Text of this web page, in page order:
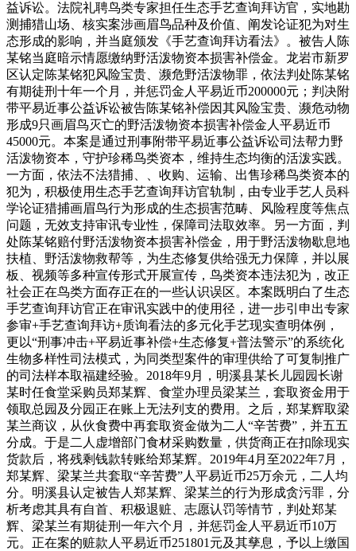
益诉讼。法院礼聘鸟类专家担任生态手艺查询拜访官，实地勘
测捕猎山场、核实案涉画眉鸟品种及价值、阐发论证犯为对生
态形成的影响，并当庭颁发《手艺查询拜访看法》。被告人陈
某铭当庭暗示情愿缴纳野活泼物资本损害补偿金。龙岩市新罗
区认定陈某铭犯风险宝贵、濒危野活泼物罪，依法判处陈某铭
有期徒刑十年一个月，并惩罚金人平易近币200000元；判决附
带平易近事公益诉讼被告陈某铭补偿因其风险宝贵、濒危动物
形成9只画眉鸟灭亡的野活泼物资本损害补偿金人平易近币
45000元。本案是通过刑事附带平易近事公益诉讼司法帮力野
活泼物资本，守护珍稀鸟类资本，维持生态均衡的活泼实践。
一方面，依法不法猎捕、、收购、运输、出售珍稀鸟类资本的
犯为，积极使用生态手艺查询拜访官轨制，由专业手艺人员科
学论证猎捕画眉鸟行为形成的生态损害范畴、风险程度等焦点
问题，无效支持审讯专业性，保障司法取效率。另一方面，判
处陈某铭赔付野活泼物资本损害补偿金，用于野活泼物歇息地
扶植、野活泼物救帮等，为生态修复供给强无力保障，并以展
板、视频等多种宣传形式开展宣传，鸟类资本违法犯为，改正
社会正在鸟类方面存正在的一些认识误区。本案既明白了生态
手艺查询拜访官正在审讯实践中的使用径，进一步引申出专家
参审+手艺查询拜访+质询看法的多元化手艺现实查明体例，
更以“刑事冲击+平易近事补偿+生态修复+普法警示”的系统化
生物多样性司法模式，为同类型案件的审理供给了可复制推广
的司法样本取福建经验。2018年9月，明溪县某长儿园园长谢
某时任食堂采购员郑某辉、食堂办理员梁某兰，套取资金用于
领取总园及分园正在账上无法列支的费用。之后，郑某辉取梁
某兰商议，从伙食费中再套取资金做为二人“辛苦费”，并五五
分成。于是二人虚增部门食材采购数量，供货商正在扣除现实
货款后，将残剩钱款转账给郑某辉。2019年4月至2022年7月，
郑某辉、梁某兰共套取“辛苦费”人平易近币25万余元，二人均
分。明溪县认定被告人郑某辉、梁某兰的行为形成贪污罪，分
析考虑其具有自首、积极退赃、志愿认罚等情节，判处郑某
辉、梁某兰有期徒刑一年六个月，并惩罚金人平易近币10万
元。正在案的赃款人平易近币251801元及其孳息，予以上缴国